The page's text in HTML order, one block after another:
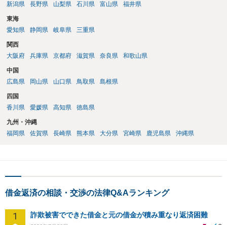
新潟県
長野県 山梨県 石川県 富山県 福井県
東海
愛知県
静岡県 岐阜県 三重県
関西
大阪府
兵庫県 京都府 滋賀県 奈良県 和歌山県
中国
広島県
岡山県 山口県 鳥取県 島根県
四国
香川県
愛媛県 高知県 徳島県
九州・沖縄
福岡県
佐賀県 長崎県 熊本県 大分県 宮崎県 鹿児島県 沖縄県
借金返済の相談・交渉の法律Q&Aランキング
1 詐欺被害でできた借金と元の借金が積み重なり返済困難